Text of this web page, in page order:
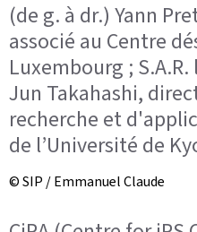
(de g. à dr.) Yann
associé au Centre
Luxembourg ;
Jun Takahashi,
recherche et
de l’Université de
© SIP / Emmanuel Claude